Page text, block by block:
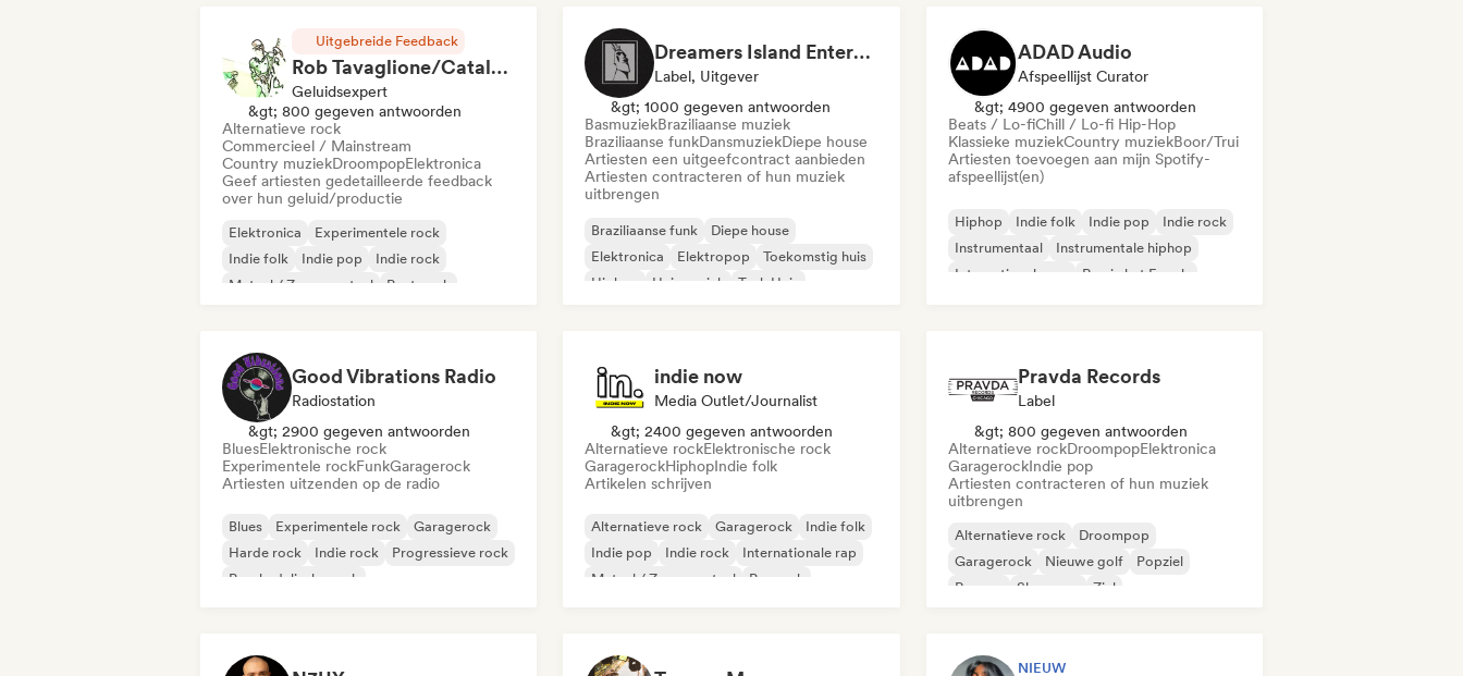
Uitgebreide Feedback
Rob Tavaglione/Catalyst Recording
Geluidsexpert
&gt; 800 gegeven antwoorden
Alternatieve rock
Commercieel / Mainstream
Country muziekDroompopElektronica
Geef artiesten gedetailleerde feedback
over hun geluid/productie
Elektronica
Experimentele rock
Indie folk
Indie pop
Indie rock
Metaal / Zwaar metaal
Post punk
Dreamers Island Entertainment
Label, Uitgever
&gt; 1000 gegeven antwoorden
BasmuziekBraziliaanse muziek
Braziliaanse funkDansmuziekDiepe house
Artiesten een uitgeefcontract aanbieden
Artiesten contracteren of hun muziek
uitbrengen
Braziliaanse funk
Diepe house
Elektronica
Elektropop
Toekomstig huis
Hiphop
Huismuziek Tech Huis
ADAD Audio
Afspeellijst Curator
&gt; 4900 gegeven antwoorden
Beats / Lo-fiChill / Lo-fi Hip-Hop
Klassieke muziekCountry muziekBoor/Trui
Artiesten toevoegen aan mijn Spotify-
afspeellijst(en)
Hiphop Indie folk Indie pop
Indie rock
Instrumentaal
Instrumentale hiphop
Internationale rap
Rap in het Engels
Good Vibrations Radio
Radiostation
&gt; 2900 gegeven antwoorden
BluesElektronische rock
Experimentele rockFunkGaragerock
Artiesten uitzenden op de radio
Blues Experimentele rock
Garagerock
Harde rock
Indie rock
Progressieve rock
Psychedelische rock
indie now
Media Outlet/Journalist
&gt; 2400 gegeven antwoorden
Alternatieve rockElektronische rock
GaragerockHiphopIndie folk
Artikelen schrijven
Alternatieve rock Garagerock
Indie folk
Indie pop
Indie rock
Internationale rap
Metaal / Zwaar metaal
Poprock
Pravda Records
Label
&gt; 800 gegeven antwoorden
Alternatieve rockDroompopElektronica
GaragerockIndie pop
Artiesten contracteren of hun muziek
uitbrengen
Alternatieve rock
Droompop
Garagerock
Nieuwe golf
Popziel
Reggae
Shoegaze Ziel
NIEUW